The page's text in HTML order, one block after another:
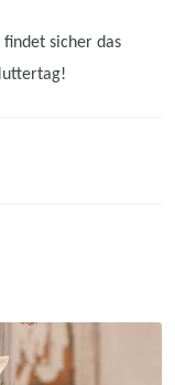
findet sicher das